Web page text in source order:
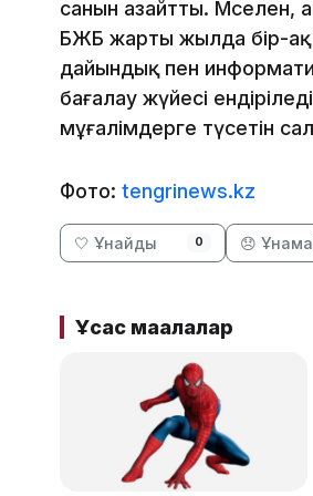
санын азайтты. Мәселен,
БЖБ жарты жылда бір-ақ
дайындық пен
бағалау жүйесі
мұғалімдерге түсетін
Фото: tengrinews.kz
🤍 Ұнайды 0 😞
Ұқсас мақалалар